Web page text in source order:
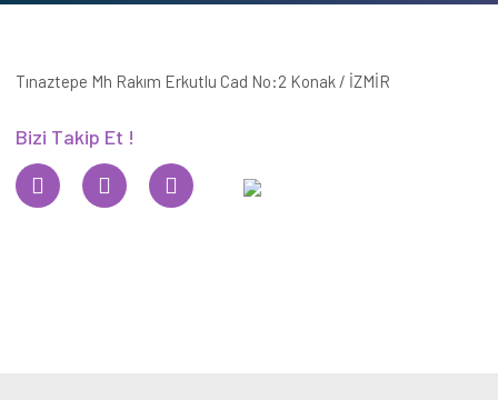
Tınaztepe Mh Rakım Erkutlu Cad No:2 Konak / İZMİR
Bizi Takip Et !